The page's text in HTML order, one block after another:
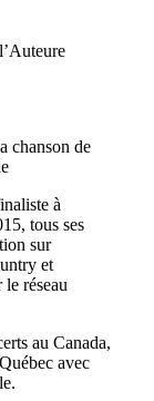
chanson de
à
tous ses
sur
et
réseau
au Canada,
avec